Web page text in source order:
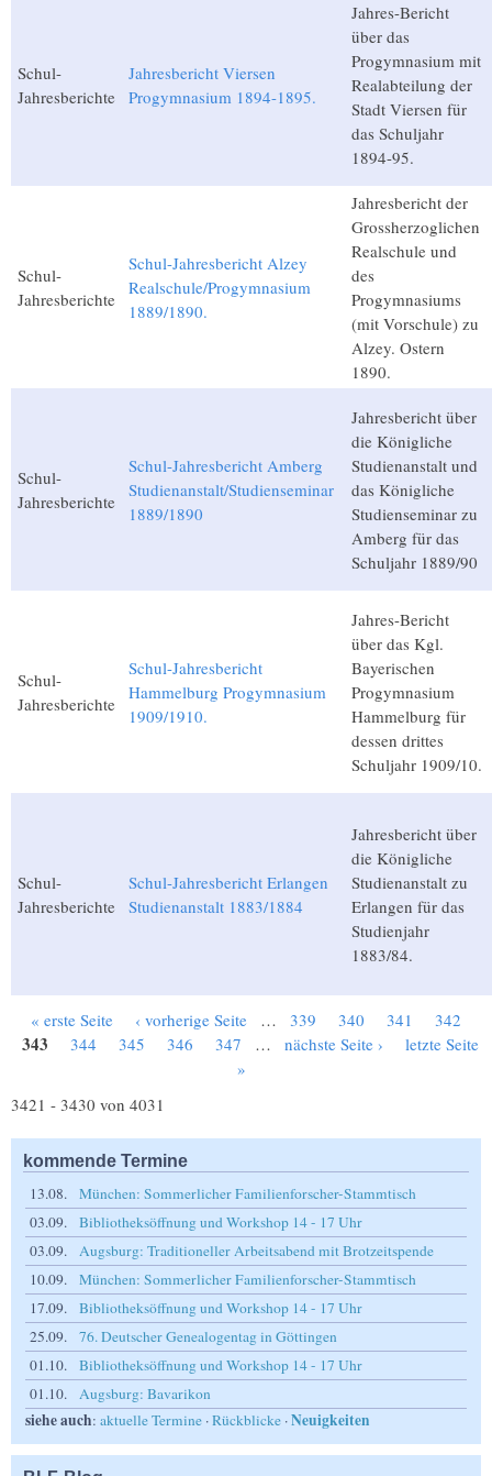
Schul-
Jahresberichte
Jahresbericht Viersen
Progymnasium 1894-1895.
Jahres-Bericht
über das
Progymnasium mit
Realabteilung der
Stadt Viersen für
das Schuljahr
1894-95.
Schul-
Jahresberichte
Schul-Jahresbericht Alzey
Realschule/Progymnasium
1889/1890.
Jahresbericht der
Grossherzoglichen
Realschule und
des
Progymnasiums
(mit Vorschule) zu
Alzey. Ostern
1890.
Schul-
Jahresberichte
Schul-Jahresbericht Amberg
Studienanstalt/Studienseminar
1889/1890
Jahresbericht über
die Königliche
Studienanstalt und
das Königliche
Studienseminar zu
Amberg für das
Schuljahr 1889/90
Schul-
Jahresberichte
Schul-Jahresbericht
Hammelburg Progymnasium
1909/1910.
Jahres-Bericht
über das Kgl.
Bayerischen
Progymnasium
Hammelburg für
dessen drittes
Schuljahr 1909/10.
Schul-
Jahresberichte
Schul-Jahresbericht Erlangen
Studienanstalt 1883/1884
Jahresbericht über
die Königliche
Studienanstalt zu
Erlangen für das
Studienjahr
1883/84.
Seiten
« erste Seite ‹ vorherige Seite … 339 340 341 342
343 344 345 346 347 … nächste Seite ›
letzte Seite
»
3421 - 3430 von 4031
kommende Termine
13.08.
München: Sommerlicher Familienforscher-Stammtisch
03.09.
Bibliotheksöffnung und Workshop 14 - 17 Uhr
03.09.
Augsburg: Traditioneller Arbeitsabend mit Brotzeitspende
10.09.
München: Sommerlicher Familienforscher-Stammtisch
17.09.
Bibliotheksöffnung und Workshop 14 - 17 Uhr
25.09.
76. Deutscher Genealogentag in Göttingen
01.10.
Bibliotheksöffnung und Workshop 14 - 17 Uhr
01.10.
Augsburg: Bavarikon
siehe auch: aktuelle Termine ·Rückblicke ·Neuigkeiten